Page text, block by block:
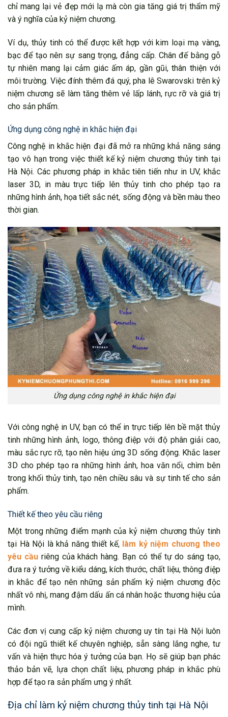
chỉ mang lại vẻ đẹp mới lạ mà còn gia tăng giá trị thẩm mỹ
và ý nghĩa của kỷ niệm chương.
Ví dụ, thủy tinh có thể được kết hợp với kim loại mạ vàng,
bạc để tạo nên sự sang trọng, đẳng cấp. Chân đế bằng gỗ
tự nhiên mang lại cảm giác ấm áp, gần gũi, thân thiện với
môi trường. Việc đính thêm đá quý, pha lê Swarovski trên kỷ
niệm chương sẽ làm tăng thêm vẻ lấp lánh, rực rỡ và giá trị
cho sản phẩm.
Ứng dụng công nghệ in khắc hiện đại
Công nghệ in khắc hiện đại đã mở ra những khả năng sáng
tạo vô hạn trong việc thiết kế kỷ niệm chương thủy tinh tại
Hà Nội. Các phương pháp in khắc tiên tiến như in UV, khắc
laser 3D, in màu trực tiếp lên thủy tinh cho phép tạo ra
những hình ảnh, họa tiết sắc nét, sống động và bền màu theo
thời gian.
Ứng dụng công nghệ in khắc hiện đại
Với công nghệ in UV, bạn có thể in trực tiếp lên bề mặt thủy
tinh những hình ảnh, logo, thông điệp với độ phân giải cao,
màu sắc rực rỡ, tạo nên hiệu ứng 3D sống động. Khắc laser
3D cho phép tạo ra những hình ảnh, hoa văn nổi, chìm bên
trong khối thủy tinh, tạo nên chiều sâu và sự tinh tế cho sản
phẩm.
Thiết kế theo yêu cầu riêng
Một trong những điểm mạnh của kỷ niệm chương thủy tinh
tại Hà Nội là khả năng thiết kế, làm kỷ niệm chương theo
yêu cầuriêng của khách hàng. Bạn có thể tự do sáng tạo,
đưa ra ý tưởng về kiểu dáng, kích thước, chất liệu, thông điệp
in khắc để tạo nên những sản phẩm kỷ niệm chương độc
nhất vô nhị, mang đậm dấu ấn cá nhân hoặc thương hiệu của
mình.
Các đơn vị cung cấp kỷ niệm chương uy tín tại Hà Nội luôn
có đội ngũ thiết kế chuyên nghiệp, sẵn sàng lắng nghe, tư
vấn và hiện thực hóa ý tưởng của bạn. Họ sẽ giúp bạn phác
thảo bản vẽ, lựa chọn chất liệu, phương pháp in khắc phù
hợp để tạo ra sản phẩm ưng ý nhất.
Địa chỉ làm kỷ niệm chương thủy tinh tại Hà Nội